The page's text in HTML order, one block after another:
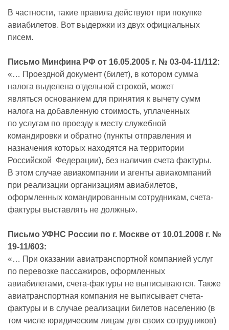
В частности, такие правила действуют при покупке
авиабилетов. Вот выдержки из двух официальных
писем.
Письмо Минфина РФ от 16.05.2005 г. № 03-04-11/112:
«… Проездной документ (билет), в котором сумма
налога выделена отдельной строкой, может
являться основанием для принятия к вычету сумм
налога на добавленную стоимость, уплаченных
по услугам по проезду к месту служебной
командировки и обратно (пункты отправления и
назначения которых находятся на территории
Российской Федерации), без наличия счета фактуры.
В этом случае авиакомпании и агенты авиакомпаний
при реализации организациям авиабилетов,
оформленных командированным сотрудникам, счета-
фактуры выставлять не должны».
Письмо УФНС России по г. Москве от 10.01.2008 г. №
19-11/603:
«… При оказании авиатранспортной компанией услуг
по перевозке пассажиров, оформленных
авиабилетами, счета-фактуры не выписываются. Также
авиатранспортная компания не выписывает счета-
фактуры и в случае реализации билетов населению (в
том числе юридическим лицам для своих сотрудников)